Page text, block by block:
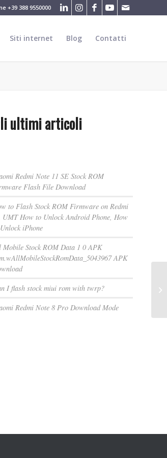
+39 388 9550000
Siti internet Blog Contatti
ultimi articoli
Redmi Note 11 SE Stock ROM
Flash File Download
to Flash Stock ROM Firmware on Redmi
UMT How to Unlock Android Phone, How
iPhone
Mobile Stock ROM Data 1 0 APK
APK
I flash stock miui rom with twrp?
Redmi Note 8 Pro Download Mode